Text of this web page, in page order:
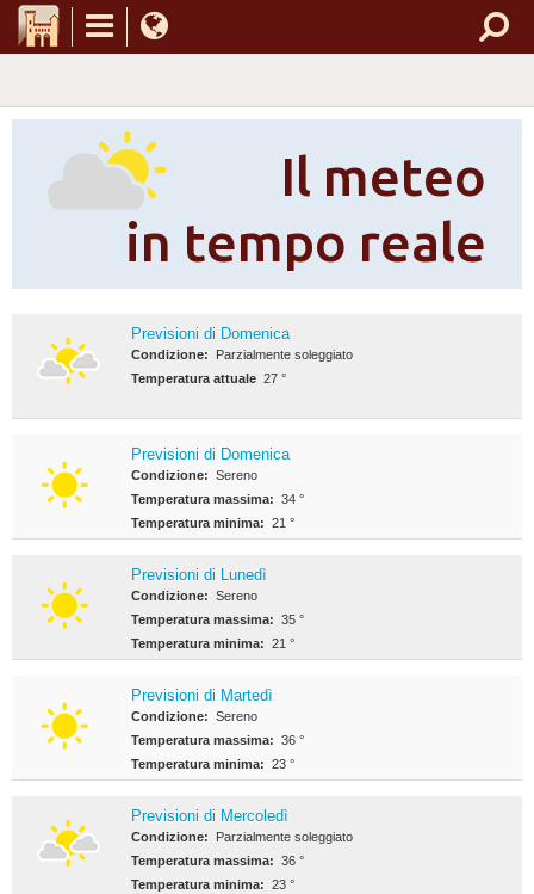
Il meteo
in tempo reale
Previsioni di Domenica
Condizione:
Parzialmente soleggiato
Temperatura attuale 27 °
Previsioni di Domenica
Condizione: Sereno
Temperatura massima: 34 °
Temperatura minima: 21 °
Previsioni di Lunedì
Condizione: Sereno
Temperatura massima: 35 °
Temperatura minima: 21 °
Previsioni di Martedì
Condizione: Sereno
Temperatura massima: 36 °
Temperatura minima: 23 °
Previsioni di Mercoledì
Condizione:
Parzialmente soleggiato
Temperatura massima: 36 °
Temperatura minima: 23 °